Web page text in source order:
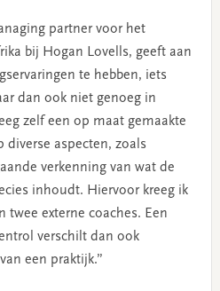
partner voor het
bij Hogan Lovells, geeft aan
te hebben, iets
dan ook niet genoeg in
zelf een op maat gemaakte
aspecten, zoals
verkenning van wat de
inhoudt. Hiervoor kreeg ik
twee externe coaches. Een
verschilt dan ook
een praktijk.”